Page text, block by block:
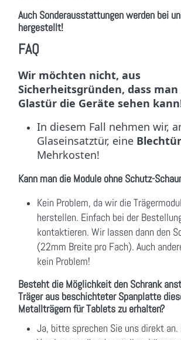
Auch Sonderausstattungen werden bei
hergestellt!
FAQ
Wir möchten nicht, aus
Sicherheitsgründen, dass
Glastür die Geräte sehen
In diesem Fall nehmen wir,
Glaseinsatztür, eine Blechtür
Mehrkosten!
Kann man die Module ohne Schutz-
Kein Problem, da wir die
herstellen. Einfach bei der
kontaktieren. Wir lassen dann den
(22mm Breite pro Fach). Auch
kein Problem!
Besteht die Möglichkeit den Schrank
Träger aus beschichteter Spanplatte
Metallträgern für Tablets zu erhalten?
Ja, bitte sprechen Sie uns direkt an.